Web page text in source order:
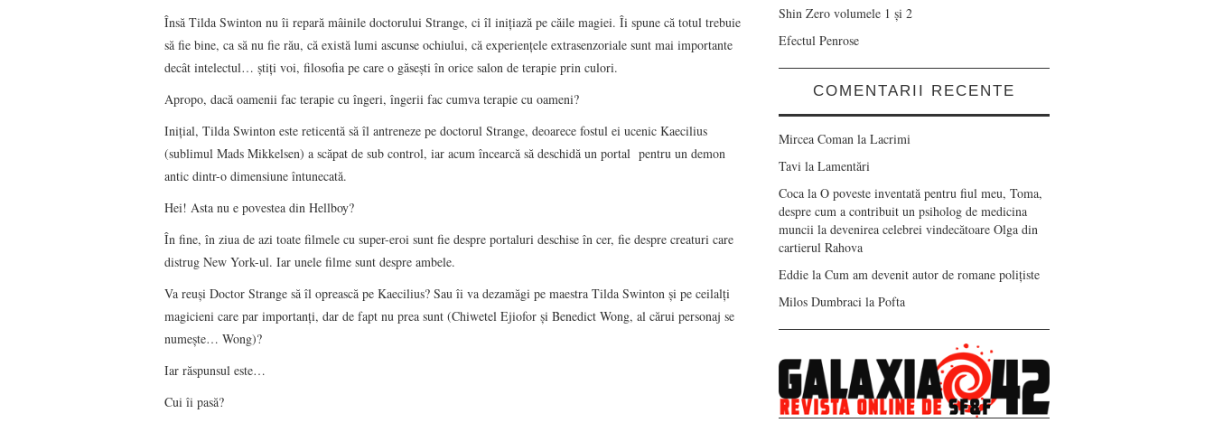
Însă Tilda Swinton nu îi repară mâinile doctorului Strange, ci îl inițiază pe căile magiei. Îi spune că totul trebuie
să fie bine, ca să nu fie rău, că există lumi ascunse ochiului, că experiențele extrasenzoriale sunt mai importante
decât intelectul… știți voi, filosofia pe care o găsești în orice salon de terapie prin culori.
Apropo, dacă oamenii fac terapie cu îngeri, îngerii fac cumva terapie cu oameni?
Inițial, Tilda Swinton este reticentă să îl antreneze pe doctorul Strange, deoarece fostul ei ucenic Kaecilius
(sublimul Mads Mikkelsen) a scăpat de sub control, iar acum încearcă să deschidă un portal pentru un demon
antic dintr-o dimensiune întunecată.
Hei! Asta nu e povestea din Hellboy?
În fine, în ziua de azi toate filmele cu super-eroi sunt fie despre portaluri deschise în cer, fie despre creaturi care
distrug New York-ul. Iar unele filme sunt despre ambele.
Va reuși Doctor Strange să îl oprească pe Kaecilius? Sau îi va dezamăgi pe maestra Tilda Swinton și pe ceilalți
magicieni care par importanți, dar de fapt nu prea sunt (Chiwetel Ejiofor și Benedict Wong, al cărui personaj se
numește… Wong)?
Iar răspunsul este…
Cui îi pasă?
Shin Zero volumele 1 și 2
Efectul Penrose
COMENTARII RECENTE
Mircea Coman la Lacrimi
Tavi la Lamentări
Coca la O poveste inventată pentru fiul meu, Toma,
despre cum a contribuit un psiholog de medicina
muncii la devenirea celebrei vindecătoare Olga din
cartierul Rahova
Eddie la Cum am devenit autor de romane polițiste
Milos Dumbraci la Pofta